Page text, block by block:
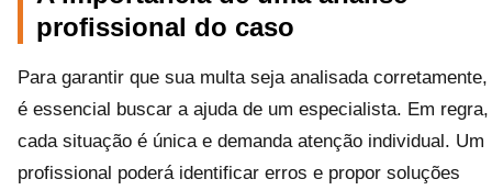
profissional do caso
Para garantir que sua multa seja analisada corretamente,
é essencial buscar a ajuda de um especialista. Em regra,
cada situação é única e demanda atenção individual. Um
profissional poderá identificar erros e propor soluções